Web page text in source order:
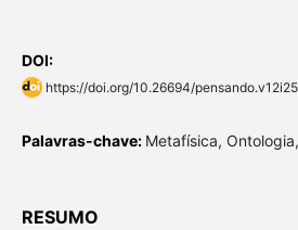
DOI:
https://doi.org/10.26694/
Palavras-chave: Metafísica,
RESUMO